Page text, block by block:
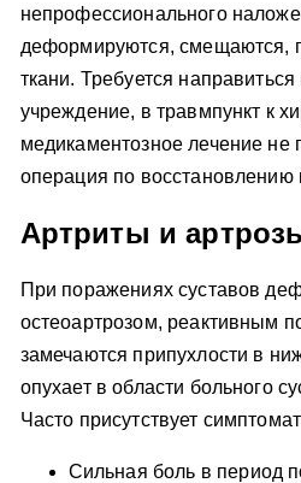
непрофессионального
деформируются, смещаются,
ткани. Требуется
учреждение, в травмпункт к
медикаментозное лечение не
операция по восстановлению
Артриты и
При поражениях суставов
остеоартрозом, реактивным
замечаются припухлости в
опухает в области больного
Часто присутствует
Сильная боль в период